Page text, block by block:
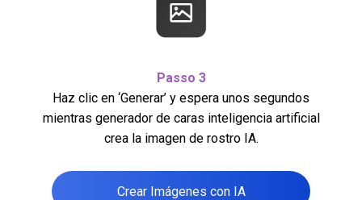
Passo 3
Haz clic en ‘Generar’ y espera unos segundos
mientras generador de caras inteligencia artificial
crea la imagen de rostro IA.
Crear Imágenes con IA